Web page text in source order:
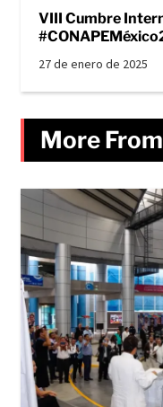
VIII Cumbre
27 de enero de 2025
More